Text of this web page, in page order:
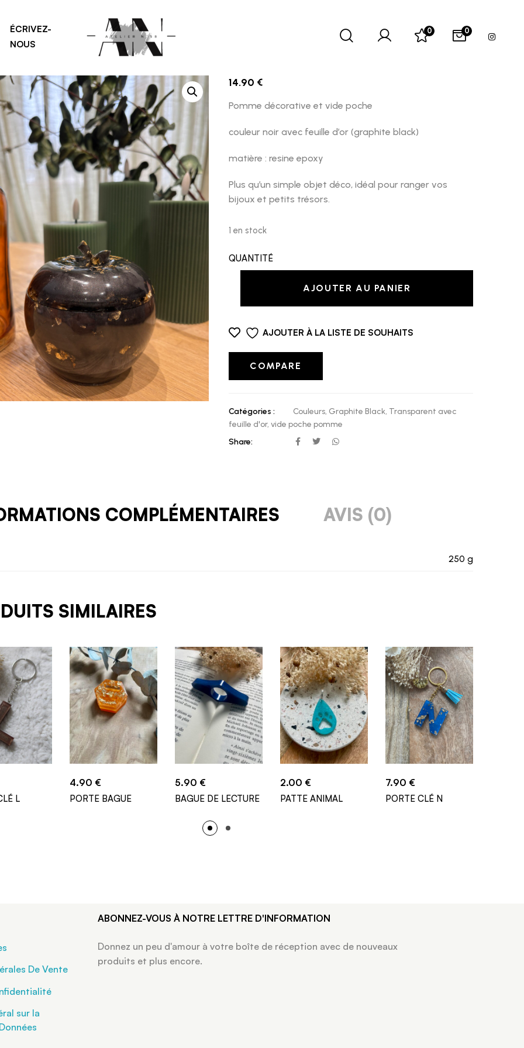
ÉCRIVEZ-
NOUS
0 0
14.90 €
Pomme décorative et vide poche
couleur noir avec feuille d’or (graphite black)
matière : resine epoxy
Plus qu’un simple objet déco, idéal pour ranger vos
bijoux et petits trésors.
1 en stock
QUANTITÉ
AJOUTER AU PANIER
AJOUTER À LA LISTE DE SOUHAITS
COMPARE
Catégories : Couleurs, Graphite Black, Transparent avec
feuille d'or,vide poche pomme
Share:
COMPLÉMENTAIRES AVIS (0)
250 g
SIMILAIRES
L
4.90 €
PORTE BAGUE
5.90 €
BAGUE DE LECTURE
2.00 €
PATTE ANIMAL
7.90 €
PORTE CLÉ N
De Vente
sur la
ABONNEZ-VOUS À NOTRE LETTRE D'INFORMATION
Donnez un peu d'amour à votre boîte de réception avec de nouveaux
produits et plus encore.